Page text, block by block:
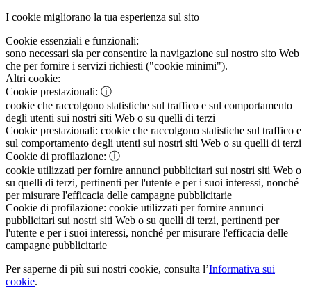
I cookie migliorano la tua esperienza sul sito
Cookie essenziali e funzionali:
sono necessari sia per consentire la navigazione sul nostro sito Web
che per fornire i servizi richiesti ("cookie minimi").
Altri cookie:
Cookie prestazionali: ⓘ
cookie che raccolgono statistiche sul traffico e sul comportamento
degli utenti sui nostri siti Web o su quelli di terzi
Cookie prestazionali: cookie che raccolgono statistiche sul traffico e
sul comportamento degli utenti sui nostri siti Web o su quelli di terzi
Cookie di profilazione: ⓘ
cookie utilizzati per fornire annunci pubblicitari sui nostri siti Web o
su quelli di terzi, pertinenti per l'utente e per i suoi interessi, nonché
per misurare l'efficacia delle campagne pubblicitarie
Cookie di profilazione: cookie utilizzati per fornire annunci
pubblicitari sui nostri siti Web o su quelli di terzi, pertinenti per
l'utente e per i suoi interessi, nonché per misurare l'efficacia delle
campagne pubblicitarie
Per saperne di più sui nostri cookie, consulta l’Informativa sui
cookie.